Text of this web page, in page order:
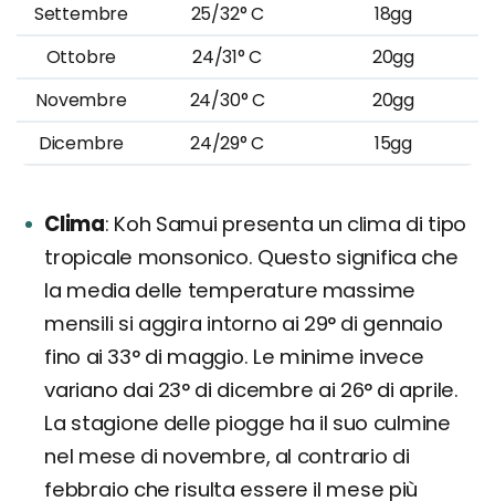
Settembre
25/32° C
18gg
Ottobre
24/31° C
20gg
Novembre
24/30° C
20gg
Dicembre
24/29° C 15gg
Clima Koh Samui presenta un clima di tipo
tropicale monsonico. Questo significa che
la media delle temperature massime
mensili si aggira intorno ai 29° di gennaio
fino ai 33° di maggio. Le minime invece
variano dai 23° di dicembre ai 26° di aprile.
La stagione delle piogge ha il suo culmine
nel mese di novembre, al contrario di
febbraio che risulta essere il mese più